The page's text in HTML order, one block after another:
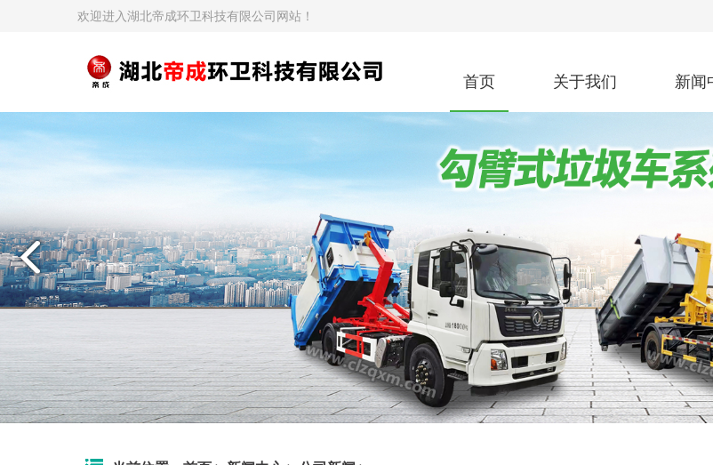
欢迎进入湖北帝成环卫科技有限公司网站！
首页 关于我们 新闻